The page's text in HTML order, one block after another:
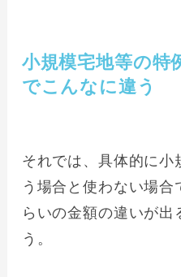
小規模宅地等の特
でこんなに違う
それでは、具体的に小
う場合と使わない場合
らいの金額の違いが出
う。